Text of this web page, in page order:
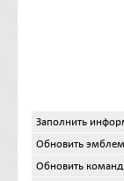
Заполнить
Обновить
Обновить